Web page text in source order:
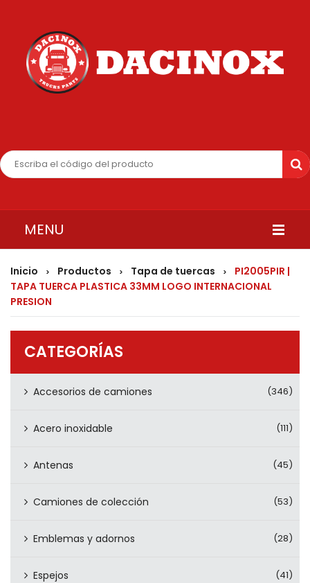
MENU
INICIO
QUIENES SOMOS
PRODUCTOS
CONTÁCTENOS
Inicio > Productos > Tapa de tuercas >
PI2005PIR |
TAPA TUERCA PLASTICA 33MM LOGO INTERNACIONAL
PRESION
CATEGORÍAS
Accesorios de camiones (346)
Acero inoxidable (111)
Antenas (45)
Camiones de colección (53)
Emblemas y adornos (28)
Espejos (41)